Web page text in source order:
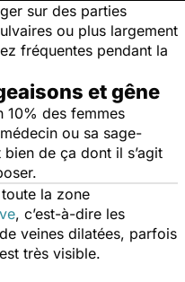
sur des parties
ou plus largement
fréquentes pendant la
et gêne
10% des femmes
ou sa sage-
bien de ça dont il s’agit
la zone
, c’est-à-dire les
veines dilatées, parfois
très visible.